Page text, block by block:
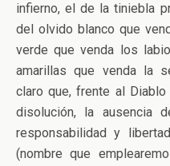
infierno, el de la tiniebla
del olvido blanco que
verde que venda los
amarillas que venda la
claro que, frente al
disolución, la ausencia
responsabilidad y
(nombre que